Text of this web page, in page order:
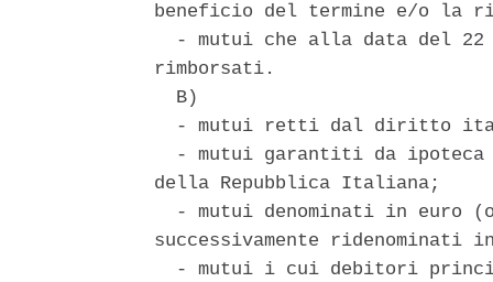
beneficio del termine e/o la
- mutui che alla data del
rimborsati.
  B)
- mutui retti dal diritto
- mutui garantiti da
della Repubblica Italiana;
- mutui denominati in euro
successivamente ridenominati
- mutui i cui debitori